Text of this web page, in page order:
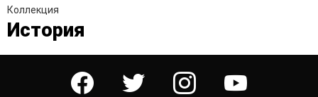
Коллекция
История
facebook twitter instagram youtube